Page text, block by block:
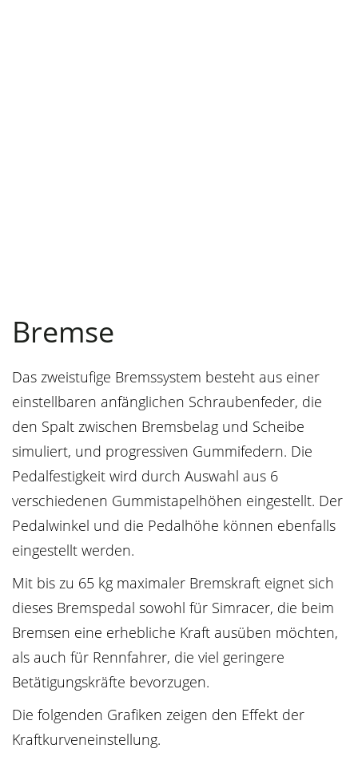
Bremse
Das zweistufige Bremssystem besteht aus einer
einstellbaren anfänglichen Schraubenfeder, die
den Spalt zwischen Bremsbelag und Scheibe
simuliert, und progressiven Gummifedern. Die
Pedalfestigkeit wird durch Auswahl aus 6
verschiedenen Gummistapelhöhen eingestellt. Der
Pedalwinkel und die Pedalhöhe können ebenfalls
eingestellt werden.
Mit bis zu 65 kg maximaler Bremskraft eignet sich
dieses Bremspedal sowohl für Simracer, die beim
Bremsen eine erhebliche Kraft ausüben möchten,
als auch für Rennfahrer, die viel geringere
Betätigungskräfte bevorzugen.
Die folgenden Grafiken zeigen den Effekt der
Kraftkurveneinstellung.